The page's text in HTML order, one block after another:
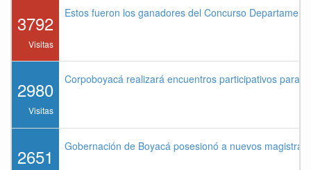
3792
Visitas
Estos fueron los ganadores del Concurso
2980
Visitas
Corpoboyacá realizará encuentros participativos para
2651 Gobernación de Boyacá posesionó a nuevos